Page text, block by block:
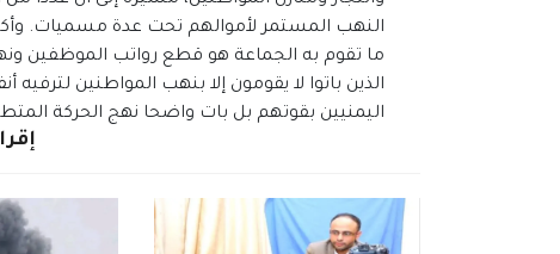
النهب المستمر لأموالهم تحت عدة مسميات.
ما تقوم به الجماعة هو قطع رواتب الموظفين
الذين باتوا لا يقومون إلا بنهب المواطنين
اليمنيين بقوتهم بل بات واضحا نهج الحركة